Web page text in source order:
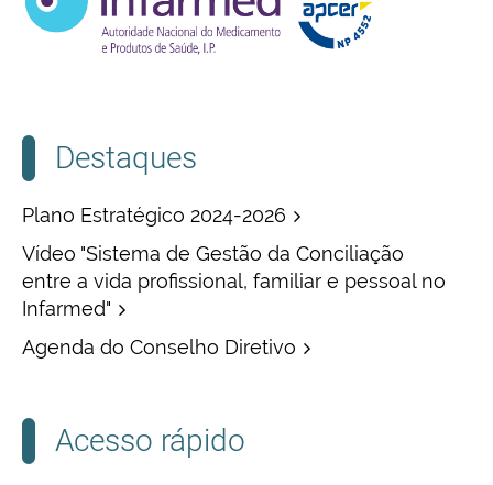
Destaques
Plano Estratégico 2024-2026
Vídeo "Sistema de Gestão da Conciliação
entre a vida profissional, familiar e pessoal no
Infarmed"
Agenda do Conselho Diretivo
Acesso rápido